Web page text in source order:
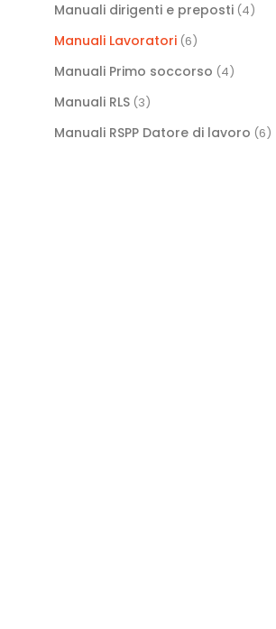
Manuali dirigenti e preposti (4)
Manuali Lavoratori (6)
Manuali Primo soccorso (4)
Manuali RLS (3)
Manuali RSPP Datore di lavoro (6)